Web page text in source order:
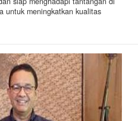
untuk meningkatkan kualitas